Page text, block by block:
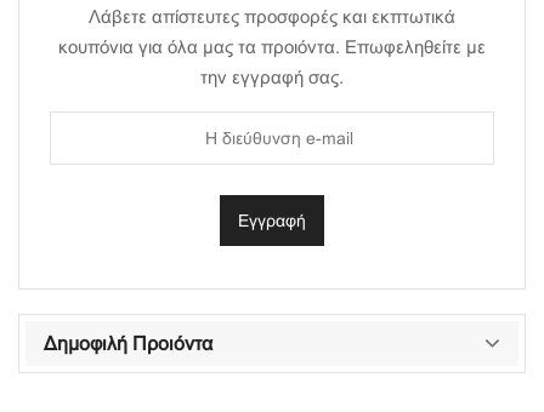
Λάβετε απίστευτες προσφορές και εκπτωτικά
κουπόνια για όλα μας τα προιόντα. Επωφεληθείτε με
την εγγραφή σας.
Δημοφιλή Προιόντα